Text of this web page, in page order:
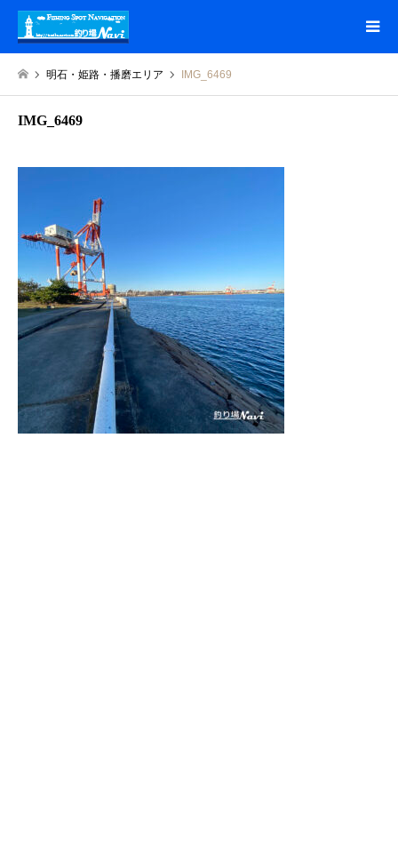
明石・姫路・播磨エリア IMG_6469
IMG_6469